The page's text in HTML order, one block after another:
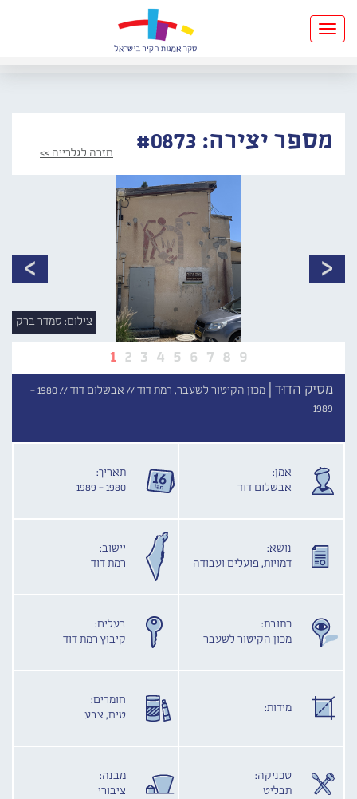
Toggle
navigation
מספר יצירה: #0873 חזרה לגלרייה >>
1 2 3 4 5 6 7 8 9
צילום: סמדר ברק
מסיק הדוּד | מכון הקיטור לשעבר, רמת דוד // אבשלום דוד //
1980 -
1989
אמן:
אבשלום דוד
תאריך:
1980 - 1989
נושא:
דמויות, פועלים ועבודה
יישוב:
רמת דוד
כתובת:
מכון הקיטור לשעבר
בעלים:
קיבוץ רמת דוד
מידות:
חומרים:
טיח, צבע
טכניקה:
תבליט
מבנה:
ציבורי